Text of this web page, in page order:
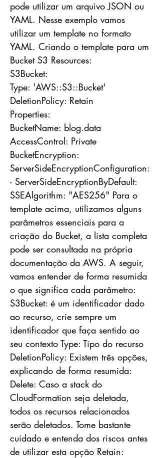
pode utilizar um arquivo JSON ou
YAML. Nesse exemplo vamos
utilizar um template no formato
YAML. Criando o template para um
Bucket S3 Resources:
S3Bucket:
Type: 'AWS::S3::Bucket'
DeletionPolicy: Retain
Properties:
BucketName: blog.data
AccessControl: Private
BucketEncryption:
ServerSideEncryptionConfiguration:
- ServerSideEncryptionByDefault:
SSEAlgorithm: "AES256" Para o
template acima, utilizamos alguns
parâmetros essenciais para a
criação do Bucket, a lista completa
pode ser consultada na própria
documentação da AWS. A seguir,
vamos entender de forma resumida
o que significa cada parâmetro:
S3Bucket: é um identificador dado
ao recurso, crie sempre um
identificador que faça sentido ao
seu contexto Type: Tipo do recurso
DeletionPolicy: Existem três opções,
explicando de forma resumida:
Delete: Caso a stack do
CloudFormation seja deletada,
todos os recursos relacionados
serão deletados. Tome bastante
cuidado e entenda dos riscos antes
de utilizar esta opção Retain: